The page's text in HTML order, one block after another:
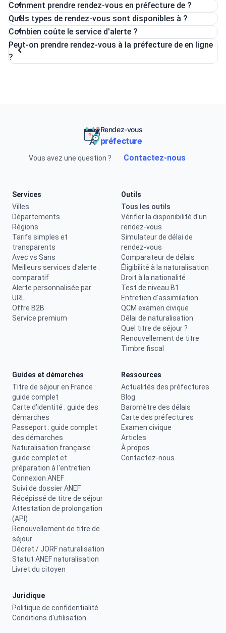
Comment prendre rendez-vous en préfecture de ?
Quels types de rendez-vous sont disponibles à ?
Combien coûte le service d'alerte ?
Peut-on prendre rendez-vous à la préfecture de en ligne
?
Rendez-vous
préfecture
Vous avez une question ? Contactez-nous
Services
Villes
Départements
Régions
Tarifs simples et
transparents
Avec vs Sans
Meilleurs services d'alerte :
comparatif
Alerte personnalisée par
URL
Offre B2B
Service premium
Outils
Tous les outils
Vérifier la disponibilité d'un
rendez-vous
Simulateur de délai de
rendez-vous
Comparateur de délais
Éligibilité à la naturalisation
Droit à la nationalité
Test de niveau B1
Entretien d'assimilation
QCM examen civique
Délai de naturalisation
Quel titre de séjour ?
Renouvellement de titre
Timbre fiscal
Guides et démarches
Titre de séjour en France :
guide complet
Carte d'identité : guide des
démarches
Passeport : guide complet
des démarches
Naturalisation française :
guide complet et
préparation à l'entretien
Connexion ANEF
Suivi de dossier ANEF
Récépissé de titre de séjour
Attestation de prolongation
(API)
Renouvellement de titre de
séjour
Décret / JORF naturalisation
Statut ANEF naturalisation
Livret du citoyen
Ressources
Actualités des préfectures
Blog
Baromètre des délais
Carte des préfectures
Examen civique
Articles
À propos
Contactez-nous
Juridique
Politique de confidentialité
Conditions d'utilisation